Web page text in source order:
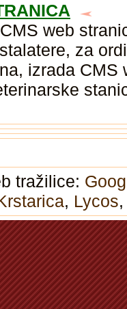
web
za
izrada
tražilice:
, Lycos